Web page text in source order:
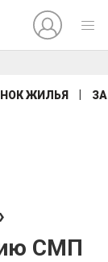
ЖИЛЬЯ
СМП